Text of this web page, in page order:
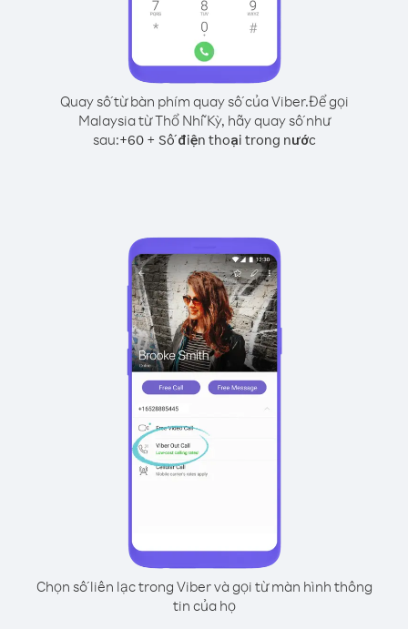
Quay số từ bàn phím quay số của Viber.Để gọi
Malaysia từ Thổ Nhĩ Kỳ, hãy quay số như
sau:+60+ Số điện thoại trong nước
Chọn số liên lạc trong Viber và gọi từ màn hình thông
tin của họ